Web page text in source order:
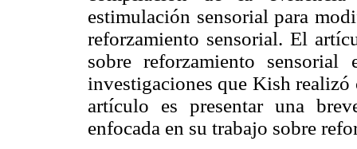
estimulación sensorial para
reforzamiento sensorial. El
sobre reforzamiento
investigaciones que Kish realizó
artículo es presentar una
enfocada en su trabajo sobre